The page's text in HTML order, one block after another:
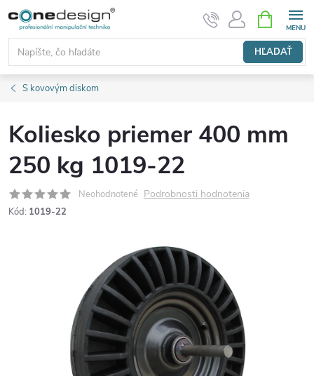
Prejsť
obsah
HĽADAŤ
KOŠÍK
S kovovým diskom
Koliesko priemer 400 mm
250 kg 1019-22
Neohodnotené Podrobnosti hodnotenia
Kód: 1019-22